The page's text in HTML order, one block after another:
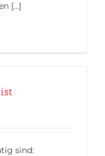
[...]
sind: